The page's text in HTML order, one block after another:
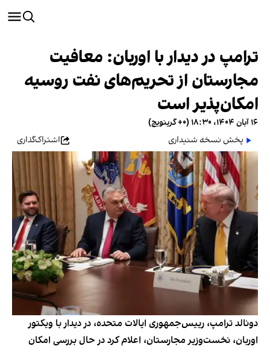
ترامپ در دیدار با اوربان: معافیت
مجارستان از تحریم‌های نفت روسیه
امکان‌پذیر است
۱۶ آبان ۱۴۰۴، ۱۸:۳۰ (‎+۰ گرینویچ)
پخش نسخه شنیداری
اشتراک‌گذاری
دونالد ترامپ، رییس‌جمهوری ایالات متحده، در دیدار با ویکتور
اوربان، نخست‌وزیر مجارستان، اعلام کرد در حال بررسی امکان